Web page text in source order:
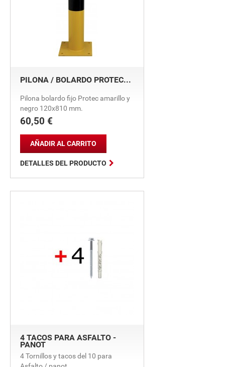
PILONA / BOLARDO PROTEC...
Pilona bolardo fijo Protec amarillo y
negro 120x810 mm.
Precio
60,50 €

AÑADIR AL CARRITO
DETALLES DEL PRODUCTO
4 TACOS PARA ASFALTO -
PANOT
4 Tornillos y tacos del 10 para